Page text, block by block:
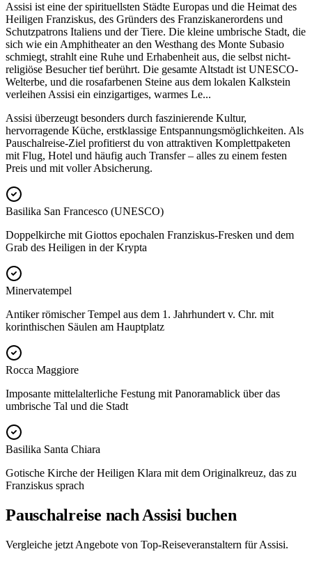
Assisi ist eine der spirituellsten Städte Europas und die Heimat des
Heiligen Franziskus, des Gründers des Franziskanerordens und
Schutzpatrons Italiens und der Tiere. Die kleine umbrische Stadt, die
sich wie ein Amphitheater an den Westhang des Monte Subasio
schmiegt, strahlt eine Ruhe und Erhabenheit aus, die selbst nicht-
religiöse Besucher tief berührt. Die gesamte Altstadt ist UNESCO-
Welterbe, und die rosafarbenen Steine aus dem lokalen Kalkstein
verleihen Assisi ein einzigartiges, warmes Le...
Assisi überzeugt besonders durch faszinierende Kultur,
hervorragende Küche, erstklassige Entspannungsmöglichkeiten. Als
Pauschalreise-Ziel profitierst du von attraktiven Komplettpaketen
mit Flug, Hotel und häufig auch Transfer – alles zu einem festen
Preis und mit voller Absicherung.
Basilika San Francesco (UNESCO)
Doppelkirche mit Giottos epochalen Franziskus-Fresken und dem
Grab des Heiligen in der Krypta
Minervatempel
Antiker römischer Tempel aus dem 1. Jahrhundert v. Chr. mit
korinthischen Säulen am Hauptplatz
Rocca Maggiore
Imposante mittelalterliche Festung mit Panoramablick über das
umbrische Tal und die Stadt
Basilika Santa Chiara
Gotische Kirche der Heiligen Klara mit dem Originalkreuz, das zu
Franziskus sprach
Pauschalreise nach Assisi buchen
Vergleiche jetzt Angebote von Top-Reiseveranstaltern für Assisi.